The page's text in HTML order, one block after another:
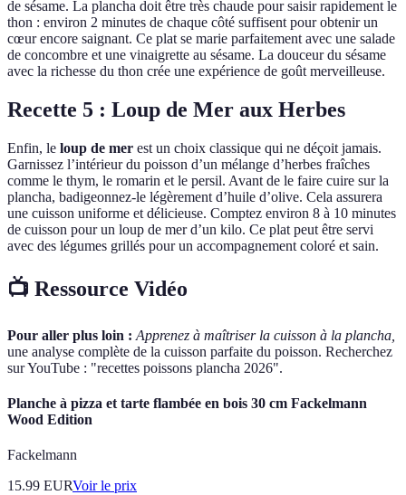
de sésame. La plancha doit être très chaude pour saisir rapidement le
thon : environ 2 minutes de chaque côté suffisent pour obtenir un
cœur encore saignant. Ce plat se marie parfaitement avec une salade
de concombre et une vinaigrette au sésame. La douceur du sésame
avec la richesse du thon crée une expérience de goût merveilleuse.
Recette 5 : Loup de Mer aux Herbes
Enfin, le loup de mer est un choix classique qui ne déçoit jamais.
Garnissez l’intérieur du poisson d’un mélange d’herbes fraîches
comme le thym, le romarin et le persil. Avant de le faire cuire sur la
plancha, badigeonnez-le légèrement d’huile d’olive. Cela assurera
une cuisson uniforme et délicieuse. Comptez environ 8 à 10 minutes
de cuisson pour un loup de mer d’un kilo. Ce plat peut être servi
avec des légumes grillés pour un accompagnement coloré et sain.
📺 Ressource Vidéo
Pour aller plus loin : Apprenez à maîtriser la cuisson à la plancha,
une analyse complète de la cuisson parfaite du poisson. Recherchez
sur YouTube : "recettes poissons plancha 2026".
Planche à pizza et tarte flambée en bois 30 cm Fackelmann
Wood Edition
Fackelmann
15.99 EURVoir le prix